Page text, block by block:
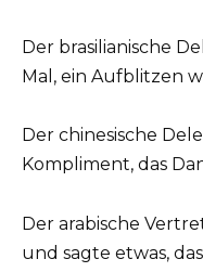
Der brasilianische
Mal, ein Aufblitzen
Der chinesische
Kompliment, das
Der arabische
und sagte etwas,